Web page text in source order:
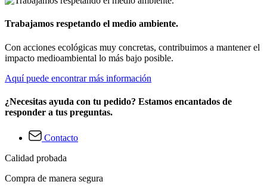
Trabajamos respetando el medio ambiente.
Con acciones ecológicas muy concretas, contribuimos a mantener el
impacto medioambiental lo más bajo posible.
Aquí puede encontrar más información
¿Necesitas ayuda con tu pedido? Estamos encantados de
responder a tus preguntas.
Contacto
Calidad probada
Compra de manera segura